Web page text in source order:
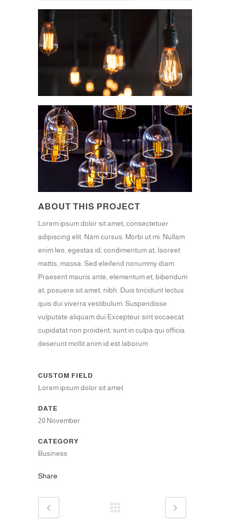
ABOUT THIS PROJECT
Lorem ipsum dolor sit amet, consectetuer
adipiscing elit. Nam cursus. Morbi ut mi. Nullam
enim leo, egestas id, condimentum at, laoreet
mattis, massa. Sed eleifend nonummy diam.
Praesent mauris ante, elementum et, bibendum
at, posuere sit amet, nibh. Duis tincidunt lectus
quis dui viverra vestibulum. Suspendisse
vulputate aliquam dui.Excepteur sint occaecat
cupidatat non proident, sunt in culpa qui officia
deserunt mollit anim id est laborum
CUSTOM FIELD
Lorem ipsum dolor sit amet
DATE
20 November
CATEGORY
Business
Share